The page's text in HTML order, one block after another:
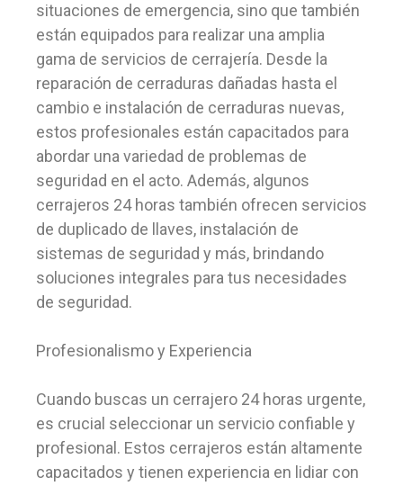
situaciones de emergencia, sino que también
están equipados para realizar una amplia
gama de servicios de cerrajería. Desde la
reparación de cerraduras dañadas hasta el
cambio e instalación de cerraduras nuevas,
estos profesionales están capacitados para
abordar una variedad de problemas de
seguridad en el acto. Además, algunos
cerrajeros 24 horas también ofrecen servicios
de duplicado de llaves, instalación de
sistemas de seguridad y más, brindando
soluciones integrales para tus necesidades
de seguridad.
Profesionalismo y Experiencia
Cuando buscas un cerrajero 24 horas urgente,
es crucial seleccionar un servicio confiable y
profesional. Estos cerrajeros están altamente
capacitados y tienen experiencia en lidiar con